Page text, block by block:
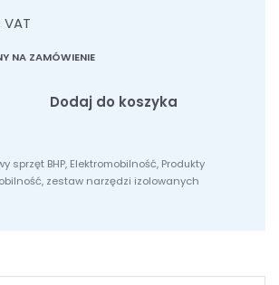
VAT
NA ZAMÓWIENIE
Dodaj do koszyka
sprzęt BHP, Elektromobilność, Produkty
, zestaw narzędzi izolowanych